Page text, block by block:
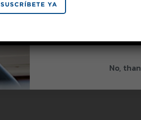
SUSCRÍBETE YA
No,